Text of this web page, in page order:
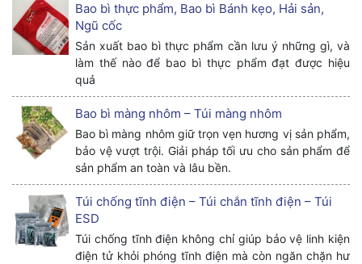
Bao bì thực phẩm, Bao bì Bánh kẹo, Hải sản,
Ngũ cốc
Sản xuất bao bì thực phẩm cần lưu ý những gì, và
làm thế nào để bao bì thực phẩm đạt được hiệu
quả
Bao bì màng nhôm – Túi màng nhôm
Bao bì màng nhôm giữ trọn vẹn hương vị sản phẩm,
bảo vệ vượt trội. Giải pháp tối ưu cho sản phẩm để
sản phẩm an toàn và lâu bền.
Túi chống tĩnh điện – Túi chắn tĩnh điện – Túi
ESD
Túi chống tĩnh điện không chỉ giúp bảo vệ linh kiện
điện tử khỏi phóng tĩnh điện mà còn ngăn chặn hư